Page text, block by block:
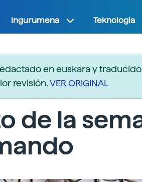
Ingurumena Teknologia
en euskara y
revisión.VER ORIGINAL
de la